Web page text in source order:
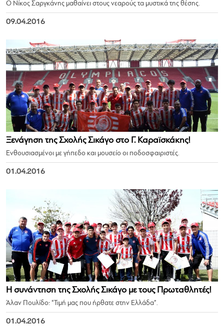
Ο Νίκος Σαργκάνης μαθαίνει στους νεαρούς τα μυστικά της θέσης.
09.04.2016
Ξενάγηση της Σχολής Σικάγο στο Γ. Καραϊσκάκης!
Ενθουσιασμένοι με γήπεδο και μουσείο οι ποδοσφαιριστές.
01.04.2016
Η συνάντηση της Σχολής Σικάγο με τους Πρωταθλητές!
Άλαν Πουλίδο: “Τιμή μας που ήρθατε στην Ελλάδα”.
01.04.2016